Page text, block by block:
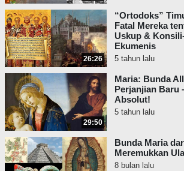
manusiawi, teladan-
buruk, serta percakapan
fasik merupakan hasutan-
hasutan yang kuat yang
membuat orang lekat
dunia dan membuat jiwa
dari Allah. Semua orang
bahwa terkutuknya jiwa
tidak terhitung jumlahnya
dianggap sebagai akibat
kesempatan berdosa yang
sering dijumpai di dunia.”
26:26
“Ortodoks”
Fatal Mereka
Uskup &
Ekumenis
5 tahun lalu
29:50
Maria: Bunda
Perjanjian Baru
Absolut!
5 tahun lalu
Bunda Maria
Meremukkan
8 bulan lalu